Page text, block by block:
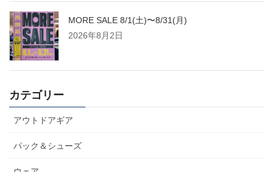
MORE SALE 8/1(土)〜8/31(月)
2026年8月2日
カテゴリー
アウトドアギア
パック＆シューズ